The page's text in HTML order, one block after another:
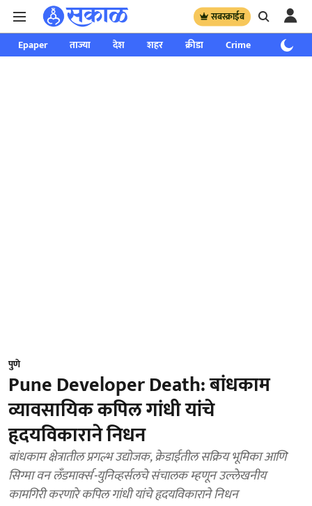
सबस्क्राईब
Epaper ताज्या देश शहर क्रीडा Crime साप्ताहिक
पुणे
Pune Developer Death: बांधकाम
व्यावसायिक कपिल गांधी यांचे
हृदयविकाराने निधन
बांधकाम क्षेत्रातील प्रगल्भ उद्योजक, क्रेडाईतील सक्रिय भूमिका आणि
सिग्मा वन लँडमार्क्स-युनिव्हर्सलचे संचालक म्हणून उल्लेखनीय
कामगिरी करणारे कपिल गांधी यांचे हृदयविकाराने निधन